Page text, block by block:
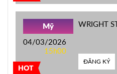
HOT
Mỹ
04/03/2026
15h00
WRIGHT
ĐĂNG KÝ